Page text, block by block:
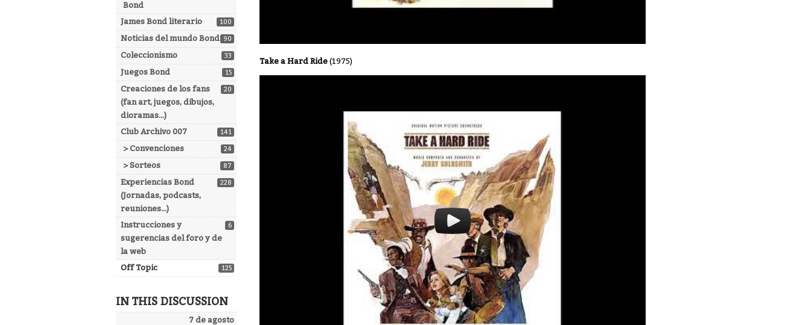
Bond
100
James Bond literario
90
Noticias del mundo Bond
33
Coleccionismo
15
Juegos Bond
20
Creaciones de los fans
(fan art, juegos, dibujos,
dioramas...)
141
Club Archivo 007
24
> Convenciones
87
> Sorteos
228
Experiencias Bond
(Jornadas, podcasts,
reuniones...)
6
Instrucciones y
sugerencias del foro y de
la web
125
Off Topic
IN THIS DISCUSSION
7 de agosto
Take a Hard Ride (1975)